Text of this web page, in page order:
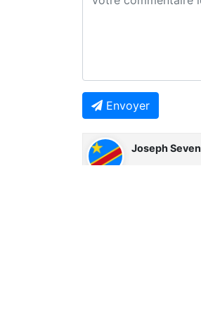
Envoyer
Joseph Seven